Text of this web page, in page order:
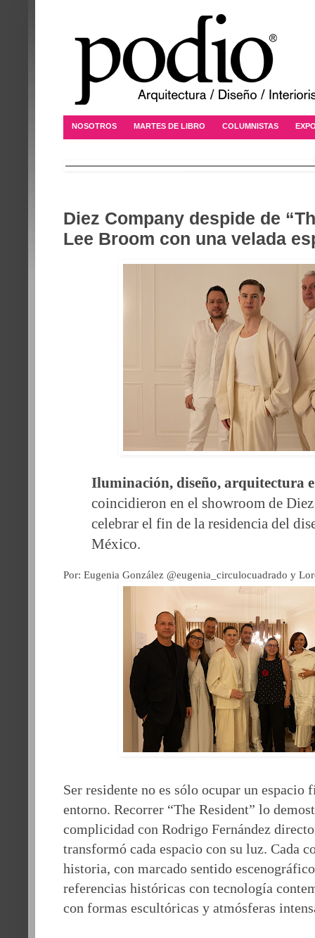
NOSOTROS MARTES DE LIBRO COLUMNISTAS
Diez Company despide de
Lee Broom con una velada
Iluminación, diseño, arquitectura
coincidieron en el showroom de
celebrar el fin de la residencia del
México.
Por: Eugenia González @eugenia_circulocuadrado y
Ser residente no es sólo ocupar un espacio
entorno. Recorrer “The Resident” lo
complicidad con Rodrigo Fernández
transformó cada espacio con su luz. Cada
historia, con marcado sentido
referencias históricas con tecnología
con formas escultóricas y atmósferas